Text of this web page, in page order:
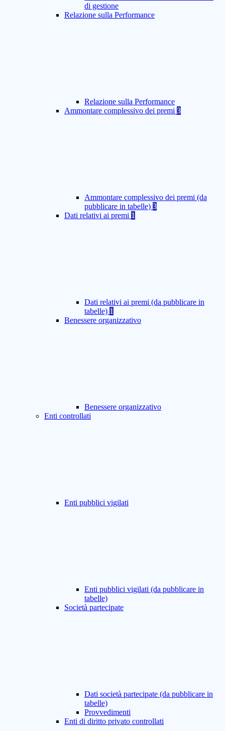
di gestione
Relazione sulla Performance
Relazione sulla Performance
Ammontare complessivo dei premi 3
Ammontare complessivo dei premi (da
pubblicare in tabelle) 3
Dati relativi ai premi 1
Dati relativi ai premi (da pubblicare in
tabelle) 1
Benessere organizzativo
Benessere organizzativo
Enti controllati
Enti pubblici vigilati
Enti pubblici vigilati (da pubblicare in
tabelle)
Società partecipate
Dati società partecipate (da pubblicare in
tabelle)
Provvedimenti
Enti di diritto privato controllati